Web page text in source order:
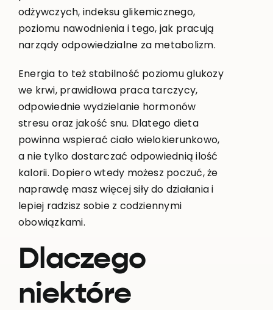
odżywczych, indeksu glikemicznego,
poziomu nawodnienia i tego, jak pracują
narządy odpowiedzialne za metabolizm.
Energia to też stabilność poziomu glukozy
we krwi, prawidłowa praca tarczycy,
odpowiednie wydzielanie hormonów
stresu oraz jakość snu. Dlatego dieta
powinna wspierać ciało wielokierunkowo,
a nie tylko dostarczać odpowiednią ilość
kalorii. Dopiero wtedy możesz poczuć, że
naprawdę masz więcej siły do działania i
lepiej radzisz sobie z codziennymi
obowiązkami.
Dlaczego
niektóre